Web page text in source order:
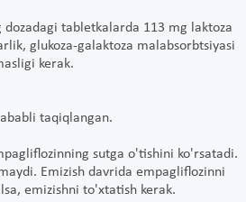
tabletkalarda 113 mg laktoza
glukoza-galaktoza malabsorbtsiyasi
kerak.
taqiqlangan.
sutga o'tishini ko'rsatadi.
Emizish davrida empagliflozinni
emizishni to'xtatish kerak.